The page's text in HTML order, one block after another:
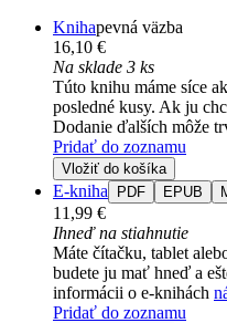
Knihapevná väzba
16,10 €
Na sklade 3 ks
Túto knihu máme síce
posledné kusy. Ak ju
Dodanie ďalších môže
Pridať do zoznamu
Vložiť do košíka
E-kniha PDF EPUB
11,99 €
Ihneď na stiahnutie
Máte čítačku, tablet
budete ju mať hneď a
informácii o e-knihách
Pridať do zoznamu